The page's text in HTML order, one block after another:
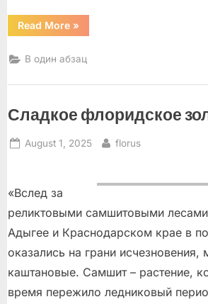
Read More“Рука
Бога”
»
В один абзац
Сладкое флоридское
Posted
August 1, 2025 By
florus
«Вслед за
реликтовыми самшитовыми
Адыгее и Краснодарском крае в
оказались на грани исчезновения,
каштановые. Самшит – растение,
время пережило ледниковый